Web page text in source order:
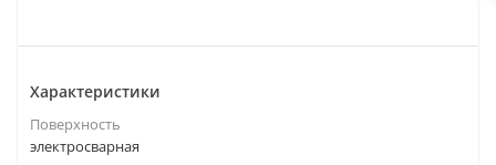
Характеристики
Поверхность
электросварная